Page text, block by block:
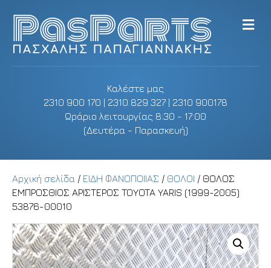
Καλέστε μας
2310 900 170 | 2310 829 327 | 2310 900178
Ωράριο λειτουργίας 8:30 - 17:00
(Δευτέρα - Παρασκευή)
M
e
Αρχική σελίδα / ΕΙΔΗ ΦΑΝΟΠΟΙΙΑΣ / ΘΟΛΟΙ / ΘΟΛΟΣ
ΕΜΠΡΟΣΘΙΟΣ ΑΡΙΣΤΕΡΟΣ TOYOTA YARIS (1999-2005)
53876-00010